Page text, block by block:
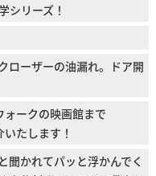
シリーズ！
ローザーの油漏れ。ドア開
ークの映画館まで
たします！
聞かれてパッと浮かんでく